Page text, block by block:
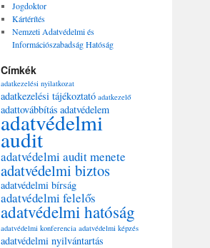
Jogdoktor
Kártérítés
Nemzeti Adatvédelmi és
Információszabadság Hatóság
Címkék
adatkezelési nyilatkozat
adatkezelési tájékoztató adatkezelő
adattovábbítás adatvédelem
adatvédelmi
audit
adatvédelmi audit menete
adatvédelmi biztos
adatvédelmi bírság
adatvédelmi felelős
adatvédelmi hatóság
adatvédelmi konferencia adatvédelmi képzés
adatvédelmi nyilvántartás